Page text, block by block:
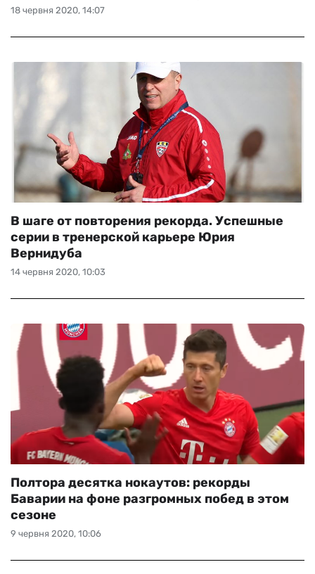
18 червня 2020, 14:07
14 червня 2020, 10:03
В шаге от повторения рекорда. Успешные
серии в тренерской карьере Юрия
Вернидуба
9 червня 2020, 10:06
Полтора десятка нокаутов: рекорды
Баварии на фоне разгромных побед в этом
сезоне